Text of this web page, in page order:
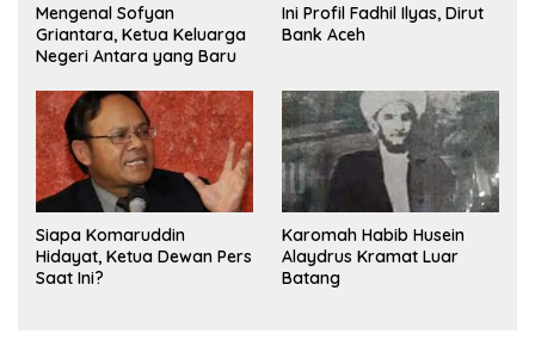
Mengenal Sofyan
Griantara, Ketua Keluarga
Negeri Antara yang Baru
Ini Profil Fadhil Ilyas, Dirut
Bank Aceh
Siapa Komaruddin
Hidayat, Ketua Dewan Pers
Saat Ini?
Karomah Habib Husein
Alaydrus Kramat Luar
Batang